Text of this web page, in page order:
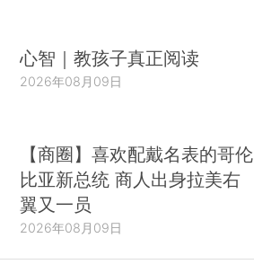
心智｜教孩子真正阅读
2026年08月09日
【商圈】喜欢配戴名表的哥伦
比亚新总统 商人出身拉美右
翼又一员
2026年08月09日